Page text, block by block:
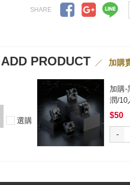
ADD PRODUCT 加購
選購
加購-
潤/10
$50
-